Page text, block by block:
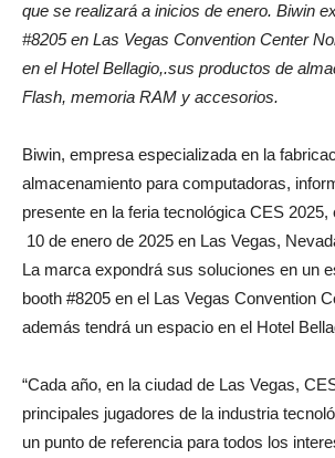
que se realizará a inicios de enero. Biwin
#8205 en Las Vegas Convention Center
en el Hotel Bellagio,.sus productos de
Flash, memoria RAM y accesorios.
Biwin, empresa especializada en la
almacenamiento para computadoras,
presente en la feria tecnológica CES
10 de enero de 2025 en Las Vegas,
La marca expondrá sus soluciones en un
booth #8205 en el Las Vegas Convention
además tendrá un espacio en el Hotel
“Cada año, en la ciudad de Las Vegas,
principales jugadores de la industria
un punto de referencia para todos los